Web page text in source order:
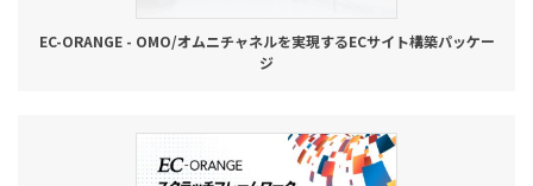
EC-ORANGE - OMO/オムニチャネルを実現するECサイト構築パッケー
ジ